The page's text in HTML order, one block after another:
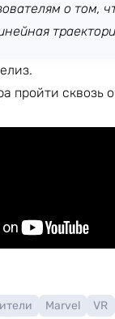
о том,
пройти сквозь
Marvel VR